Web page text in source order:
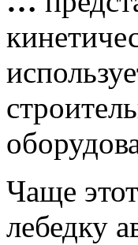
Чаще
лебедку